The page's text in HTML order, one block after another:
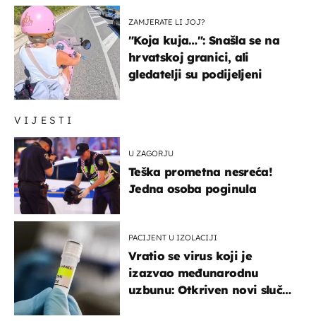
VIJESTI
U ZAGORJU
Teška prometna nesreća!
Jedna osoba poginula
PACIJENT U IZOLACIJI
Vratio se virus koji je
izazvao međunarodnu
uzbunu: Otkriven novi slučaj
ZAMJERATE LI JOJ?
"Koja kuja…": Snašla se na
hrvatskoj granici, ali
gledatelji su podijeljeni